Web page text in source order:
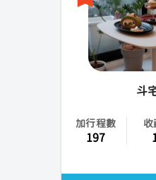
斗
加行程數
197
收